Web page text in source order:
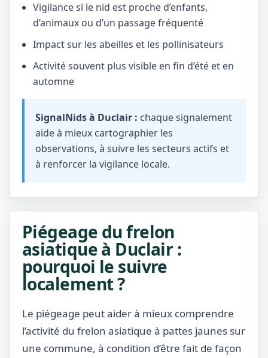
Vigilance si le nid est proche d’enfants,
d’animaux ou d’un passage fréquenté
Impact sur les abeilles et les pollinisateurs
Activité souvent plus visible en fin d’été et en
automne
SignalNids à Duclair : chaque signalement
aide à mieux cartographier les
observations, à suivre les secteurs actifs et
à renforcer la vigilance locale.
Piégeage du frelon
asiatique à Duclair :
pourquoi le suivre
localement ?
Le piégeage peut aider à mieux comprendre
l’activité du frelon asiatique à pattes jaunes sur
une commune, à condition d’être fait de façon